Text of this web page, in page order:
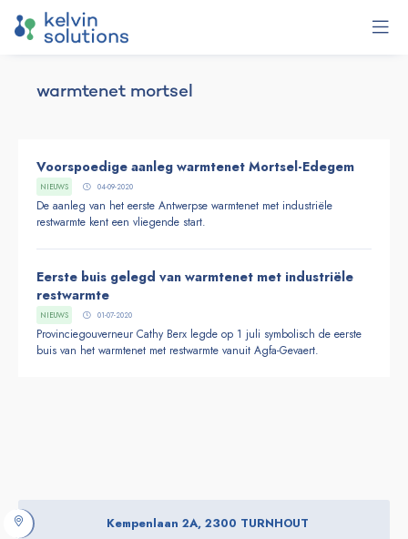
warmtenet mortsel
Voorspoedige aanleg warmtenet Mortsel-Edegem
NIEUWS 04-09-2020
De aanleg van het eerste Antwerpse warmtenet met industriële
restwarmte kent een vliegende start.
Eerste buis gelegd van warmtenet met industriële
restwarmte
NIEUWS 01-07-2020
Provinciegouverneur Cathy Berx legde op 1 juli symbolisch de eerste
buis van het warmtenet met restwarmte vanuit Agfa-Gevaert.
Kempenlaan 2A, 2300 TURNHOUT